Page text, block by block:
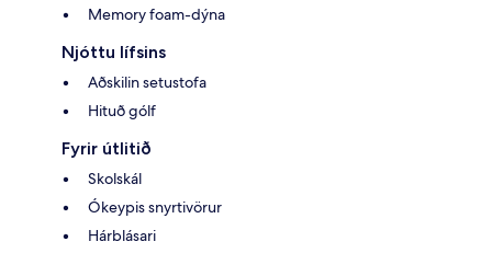
Memory foam-dýna
Njóttu lífsins
Aðskilin setustofa
Hituð gólf
Fyrir útlitið
Skolskál
Ókeypis snyrtivörur
Hárblásari